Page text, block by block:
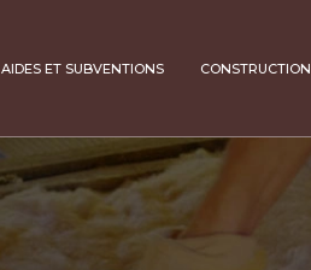
AIDES ET SUBVENTIONS